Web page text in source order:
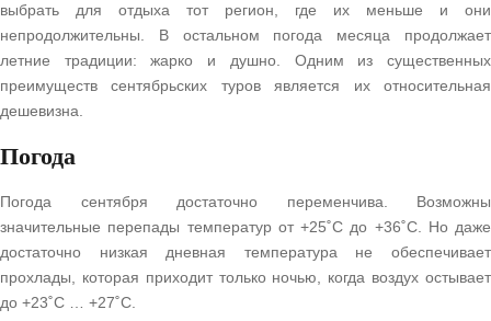
выбрать для отдыха тот регион, где их меньше и они
непродолжительны. В остальном погода месяца продолжает
летние традиции: жарко и душно. Одним из существенных
преимуществ сентябрьских туров является их относительная
дешевизна.
Погода
Погода сентября достаточно переменчива. Возможны
значительные перепады температур от +25˚С до +36˚С. Но даже
достаточно низкая дневная температура не обеспечивает
прохлады, которая приходит только ночью, когда воздух остывает
до +23˚С … +27˚С.